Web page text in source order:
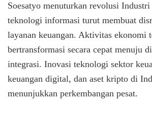
Soesatyo menuturkan revolusi
teknologi informasi turut membuat
layanan keuangan. Aktivitas ekonomi
bertransformasi secara cepat menuju
integrasi. Inovasi teknologi sektor
keuangan digital, dan aset kripto di
menunjukkan perkembangan pesat.